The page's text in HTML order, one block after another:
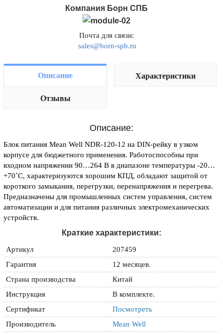
Компания Борн СПБ
Почта для связи:
sales@born-spb.ru
Описание Характеристики
Отзывы
Описание:
Блок питания Mean Well NDR-120-12 на DIN-рейку в узком
корпусе для бюджетного применения. Работоспособны при
входном напряжении 90…264 В в диапазоне температуры -20…
+70˚С, характеризуются хорошим КПД, обладают защитой от
короткого замыкания, перегрузки, перенапряжения и перегрева.
Предназначены для промышленных систем управления, систем
автоматизации и для питания различных электромеханических
устройств.
Краткие характеристики:
Артикул
207459
Гарантия
12 месяцев.
Страна производства
Китай
Инструкция
В комплекте.
Сертификат
Посмотреть
Производитель
Mean Well